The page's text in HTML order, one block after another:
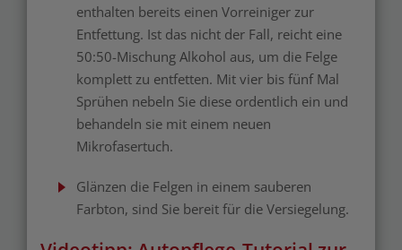
enthalten bereits einen Vorreiniger zur
Entfettung. Ist das nicht der Fall, reicht eine
50:50-Mischung Alkohol aus, um die Felge
komplett zu entfetten. Mit vier bis fünf Mal
Sprühen nebeln Sie diese ordentlich ein und
behandeln sie mit einem neuen
Mikrofasertuch.
Glänzen die Felgen in einem sauberen
Farbton, sind Sie bereit für die Versiegelung.